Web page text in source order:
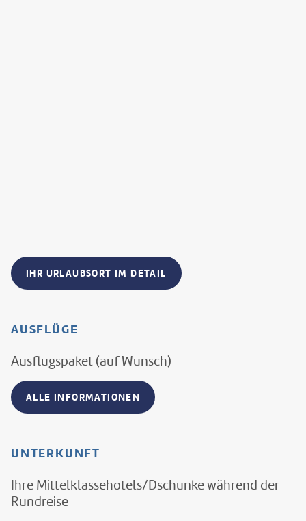
IHR URLAUBSORT IM DETAIL
AUSFLÜGE
Ausflugspaket (auf Wunsch)
ALLE INFORMATIONEN
UNTERKUNFT
Ihre Mittelklassehotels/Dschunke während der
Rundreise